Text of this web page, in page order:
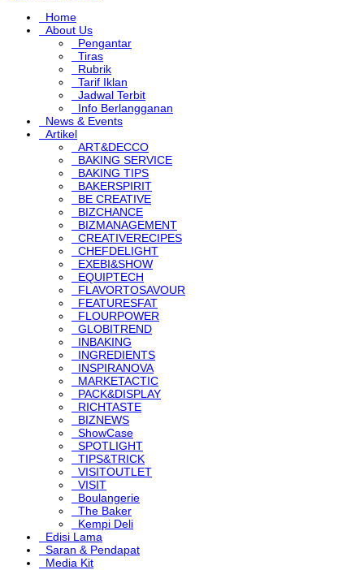
Home
About Us
Pengantar
Tiras
Rubrik
Tarif Iklan
Jadwal Terbit
Info Berlangganan
News & Events
Artikel
ART&DECCO
BAKING SERVICE
BAKING TIPS
BAKERSPIRIT
BE CREATIVE
BIZCHANCE
BIZMANAGEMENT
CREATIVERECIPES
CHEFDELIGHT
EXEBI&SHOW
EQUIPTECH
FLAVORTOSAVOUR
FEATURESFAT
FLOURPOWER
GLOBITREND
INBAKING
INGREDIENTS
INSPIRANOVA
MARKETACTIC
PACK&DISPLAY
RICHTASTE
BIZNEWS
ShowCase
SPOTLIGHT
TIPS&TRICK
VISITOUTLET
VISIT
Boulangerie
The Baker
Kempi Deli
Edisi Lama
Saran & Pendapat
Media Kit